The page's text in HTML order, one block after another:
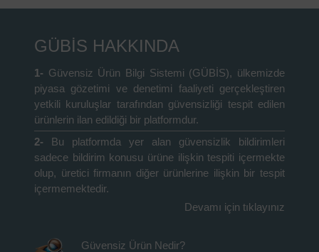
GÜBİS HAKKINDA
1- Güvensiz Ürün Bilgi Sistemi (GÜBİS), ülkemizde
piyasa gözetimi ve denetimi faaliyeti gerçekleştiren
yetkili kuruluşlar tarafından güvensizliği tespit edilen
ürünlerin ilan edildiği bir platformdur.
2- Bu platformda yer alan güvensizlik bildirimleri
sadece bildirim konusu ürüne ilişkin tespiti içermekte
olup, üretici firmanın diğer ürünlerine ilişkin bir tespit
içermemektedir.
Devamı için tıklayınız
Güvensiz Ürün Nedir?